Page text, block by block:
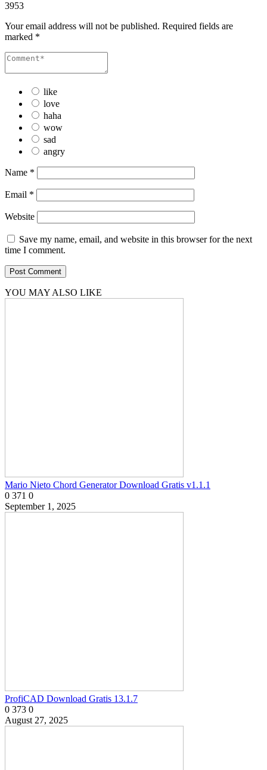
3953
Your email address will not be published. Required fields are
marked *
like
love
haha
wow
sad
angry
Name *
Email *
Website
Save my name, email, and website in this browser for the next
time I comment.
YOU MAY ALSO LIKE
Mario Nieto Chord Generator Download Gratis v1.1.1
0 371 0
September 1, 2025
ProfiCAD Download Gratis 13.1.7
0 373 0
August 27, 2025